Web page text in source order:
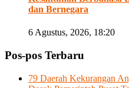
dan Bernegara
6 Agustus, 2026, 18:20
Pos-pos Terbaru
79 Daerah Kekurangan